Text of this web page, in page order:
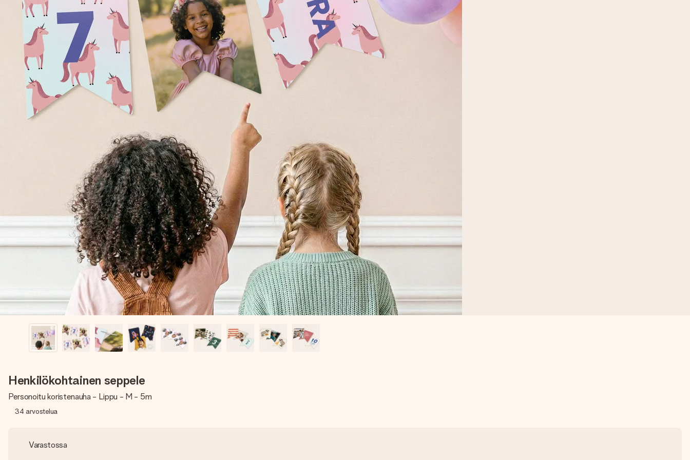
Henkilökohtainen seppele
Personoitu koristenauha - Lippu - M - 5m
34 arvostelua
Varastossa